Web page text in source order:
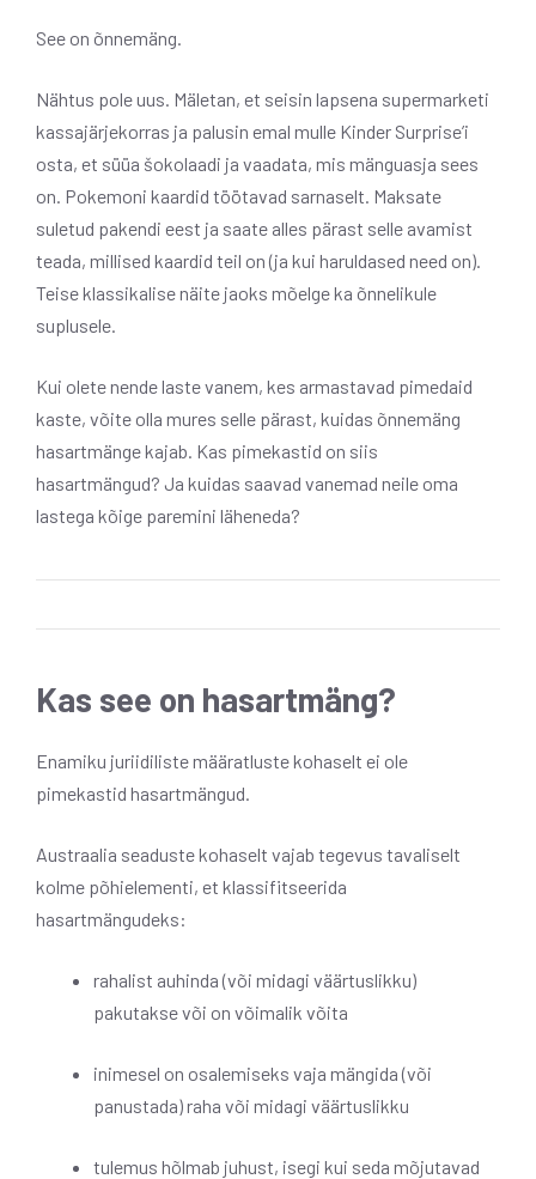
See on õnnemäng.
Nähtus pole uus. Mäletan, et seisin lapsena supermarketi
kassajärjekorras ja palusin emal mulle Kinder Surprise’i
osta, et süüa šokolaadi ja vaadata, mis mänguasja sees
on. Pokemoni kaardid töötavad sarnaselt. Maksate
suletud pakendi eest ja saate alles pärast selle avamist
teada, millised kaardid teil on (ja kui haruldased need on).
Teise klassikalise näite jaoks mõelge ka õnnelikule
suplusele.
Kui olete nende laste vanem, kes armastavad pimedaid
kaste, võite olla mures selle pärast, kuidas õnnemäng
hasartmänge kajab. Kas pimekastid on siis
hasartmängud? Ja kuidas saavad vanemad neile oma
lastega kõige paremini läheneda?
Kas see on hasartmäng?
Enamiku juriidiliste määratluste kohaselt ei ole
pimekastid hasartmängud.
Austraalia seaduste kohaselt vajab tegevus tavaliselt
kolme põhielementi, et klassifitseerida
hasartmängudeks:
rahalist auhinda (või midagi väärtuslikku)
pakutakse või on võimalik võita
inimesel on osalemiseks vaja mängida (või
panustada) raha või midagi väärtuslikku
tulemus hõlmab juhust, isegi kui seda mõjutavad